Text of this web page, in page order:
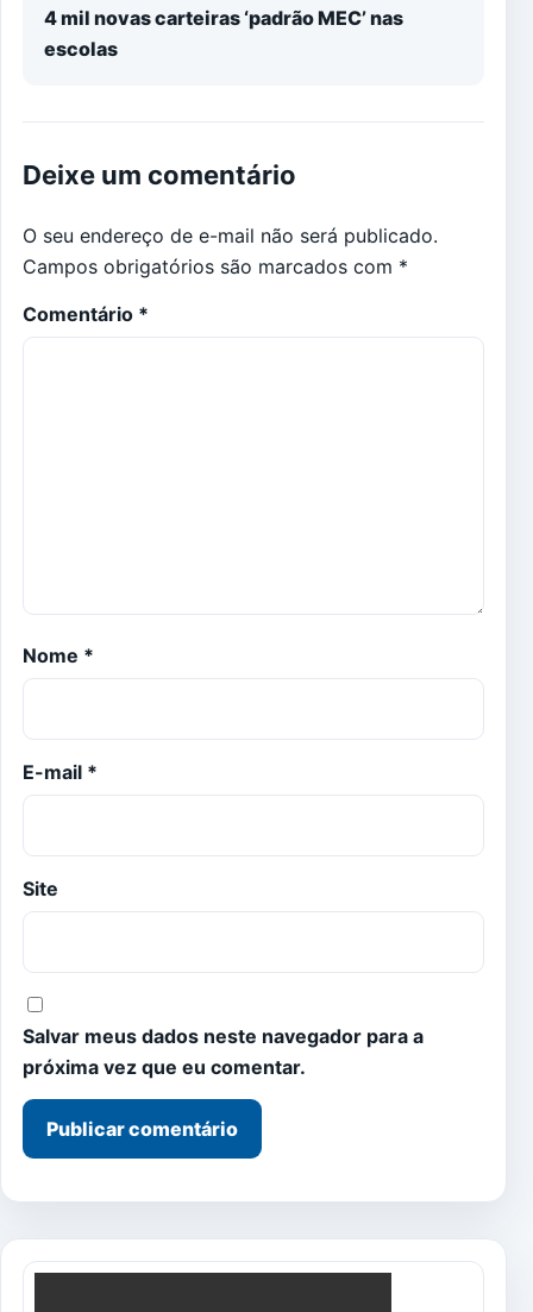
4 mil novas carteiras ‘padrão MEC’ nas
escolas
Deixe um comentário
O seu endereço de e-mail não será publicado.
Campos obrigatórios são marcados com *
Comentário *
Nome *
E-mail *
Site
Salvar meus dados neste navegador para a
próxima vez que eu comentar.